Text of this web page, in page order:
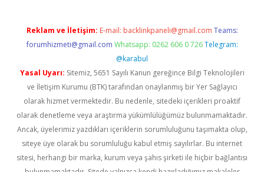
Reklam ve İletişim: E-mail: backlinkpaneli@gmail.com Teams:
forumhizmeti@gmail.com Whatsapp: 0262 606 0 726 Telegram:
@karabul
Yasal Uyarı: Sitemiz, 5651 Sayılı Kanun gereğince Bilgi Teknolojileri
ve İletişim Kurumu (BTK) tarafından onaylanmış bir Yer Sağlayıcı
olarak hizmet vermektedir. Bu nedenle, sitedeki içerikleri proaktif
olarak denetleme veya araştırma yükümlülüğümüz bulunmamaktadır.
Ancak, üyelerimiz yazdıkları içeriklerin sorumluluğunu taşımakta olup,
siteye üye olarak bu sorumluluğu kabul etmiş sayılırlar. Bu internet
sitesi, herhangi bir marka, kurum veya şahıs şirketi ile hiçbir bağlantısı